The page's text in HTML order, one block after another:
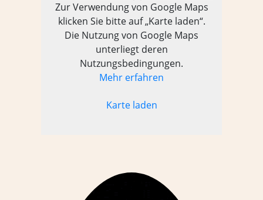
Zur Verwendung von Google Maps
klicken Sie bitte auf „Karte laden“.
Die Nutzung von Google Maps
unterliegt deren
Nutzungsbedingungen.
Mehr erfahren
Karte laden